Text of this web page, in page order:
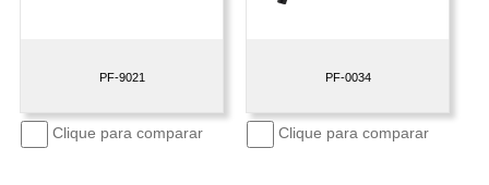
Clique para comparar
PF-9021
Clique para comparar
PF-0034